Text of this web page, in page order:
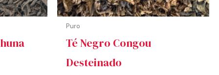
Puro
Té Negro Congou
Desteinado